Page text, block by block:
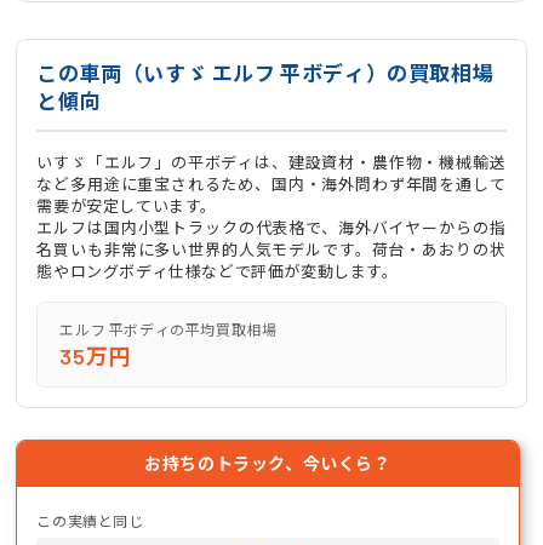
この車両（いすゞ エルフ 平ボディ）の買取相場
と傾向
いすゞ「エルフ」の平ボディは、建設資材・農作物・機械輸送
など多用途に重宝されるため、国内・海外問わず年間を通して
需要が安定しています。
エルフは国内小型トラックの代表格で、海外バイヤーからの指
名買いも非常に多い世界的人気モデルです。荷台・あおりの状
態やロングボディ仕様などで評価が変動します。
エルフ 平ボディの平均買取相場
35万円
お持ちのトラック、今いくら？
この実績と同じ